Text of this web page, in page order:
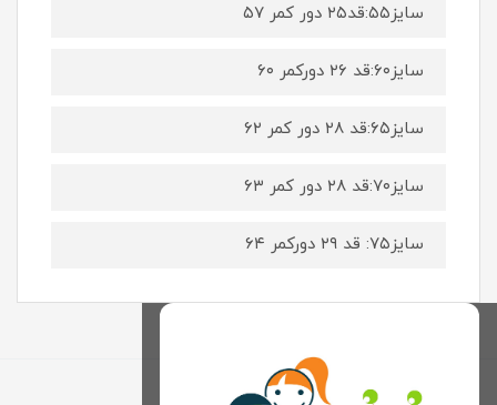
سایز۵۵:قد۲۵ دور کمر ۵۷
سایز۶۰:قد ۲۶ دورکمر ۶۰
سایز۶۵:قد ۲۸ دور کمر ۶۲
سایز۷۰:قد ۲۸ دور کمر ۶۳
سایز۷۵: قد ۲۹ دورکمر ۶۴
برگشت به بالا